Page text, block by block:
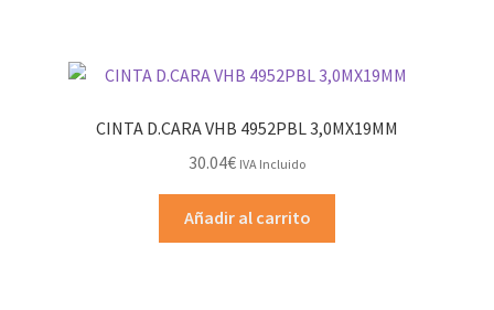
CINTA D.CARA VHB 4952PBL 3,0MX19MM
30.04€ IVA Incluido
Añadir al carrito